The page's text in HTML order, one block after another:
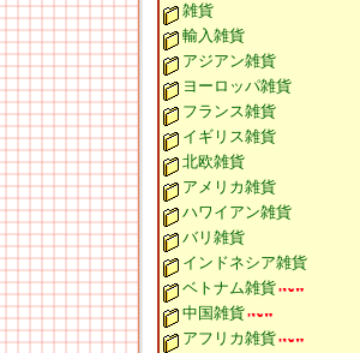
雑貨
輸入雑貨
アジアン雑貨
ヨーロッパ雑貨
フランス雑貨
イギリス雑貨
北欧雑貨
アメリカ雑貨
ハワイアン雑貨
バリ雑貨
インドネシア雑貨
ベトナム雑貨
中国雑貨
アフリカ雑貨